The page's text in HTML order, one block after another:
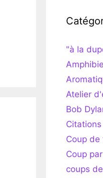
"à la
Atelier
Bob
Citations
Coup
Coup
coups